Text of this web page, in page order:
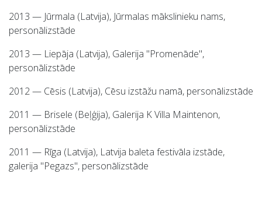
2013 — Jūrmala (Latvija), Jūrmalas mākslinieku nams,
personālizstāde
2013 — Liepāja (Latvija), Galerija "Promenāde",
personālizstāde
2012 — Cēsis (Latvija), Cēsu izstāžu namā, personālizstāde
2011 — Brisele (Beļģija), Galerija K Villa Maintenon,
personālizstāde
2011 — Rīga (Latvija), Latvija baleta festivāla izstāde,
galerija "Pegazs", personālizstāde